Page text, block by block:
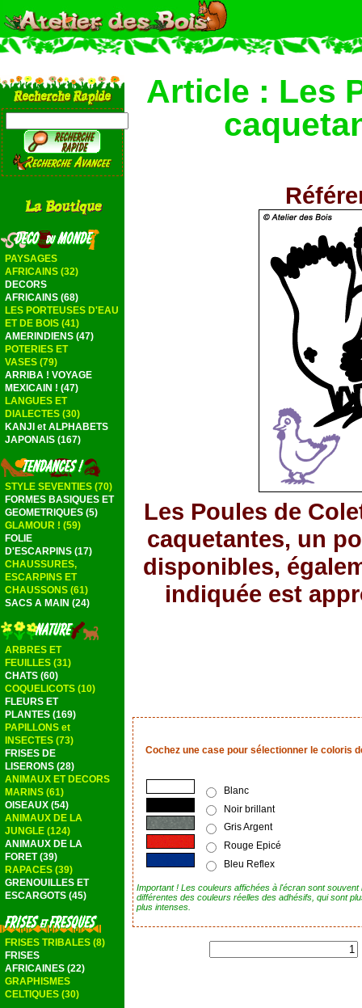
PAYSAGES
AFRICAINS (32)
DECORS
AFRICAINS (68)
LES PORTEUSES D'EAU
ET DE BOIS (41)
AMERINDIENS (47)
POTERIES ET
VASES (79)
ARRIBA ! VOYAGE
MEXICAIN ! (47)
LANGUES ET
DIALECTES (30)
KANJI et ALPHABETS
JAPONAIS (167)
STYLE SEVENTIES (70)
FORMES BASIQUES ET
GEOMETRIQUES (5)
GLAMOUR ! (59)
FOLIE
D'ESCARPINS (17)
CHAUSSURES,
ESCARPINS ET
CHAUSSONS (61)
SACS A MAIN (24)
ARBRES ET
FEUILLES (31)
CHATS (60)
COQUELICOTS (10)
FLEURS ET
PLANTES (169)
PAPILLONS et
INSECTES (73)
FRISES DE
LISERONS (28)
ANIMAUX ET DECORS
MARINS (61)
OISEAUX (54)
ANIMAUX DE LA
JUNGLE (124)
ANIMAUX DE LA
FORET (39)
RAPACES (39)
GRENOUILLES ET
ESCARGOTS (45)
FRISES TRIBALES (8)
FRISES
AFRICAINES (22)
GRAPHISMES
CELTIQUES (30)
Article : Les
Les Poules de
caquetantes, un
disponibles,
indiquée est
Cochez une case pour sélectionner le coloris
Blanc
Noir brillant
Gris Argent
Rouge Epicé
Bleu Reflex
Important ! Les couleurs affichées à l'écran sont souvent
différentes des couleurs réelles des adhésifs, qui sont
plus intenses.